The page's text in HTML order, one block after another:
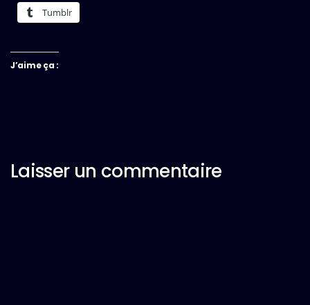
Tumblr
J’aime ça :
Laisser un commentaire